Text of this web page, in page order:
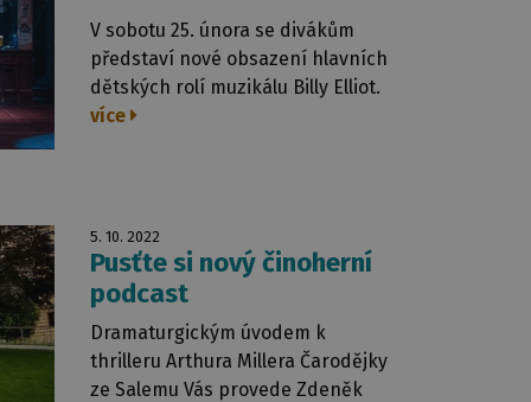
V sobotu 25. února se divákům
představí nové obsazení hlavních
dětských rolí muzikálu Billy Elliot.
více
5. 10. 2022
Pusťte si nový činoherní
podcast
Dramaturgickým úvodem k
thrilleru Arthura Millera Čarodějky
ze Salemu Vás provede Zdeněk